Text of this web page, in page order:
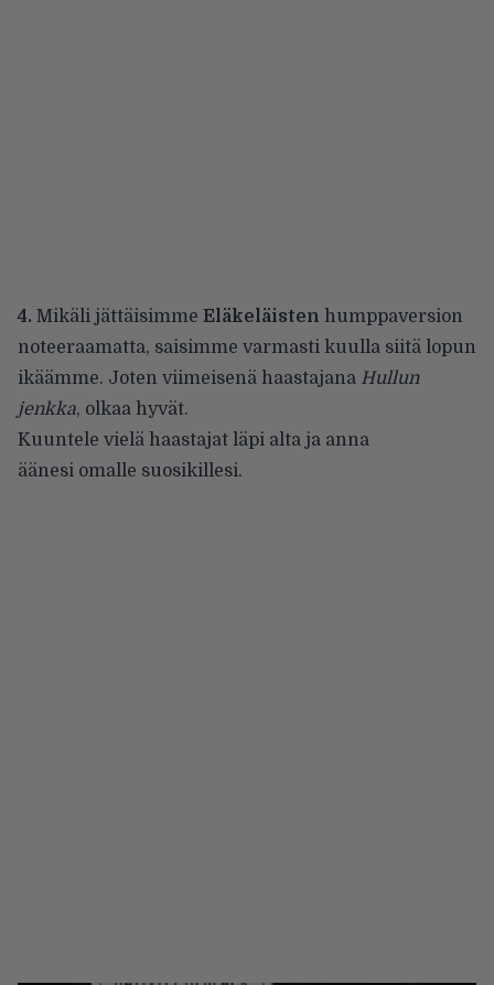
4. Mikäli jättäisimme Eläkeläisten humppaversion
noteeraamatta, saisimme varmasti kuulla siitä lopun
ikäämme. Joten viimeisenä haastajana Hullun
jenkka, olkaa hyvät.
Kuuntele vielä haastajat läpi alta ja anna
äänesi omalle suosikillesi.